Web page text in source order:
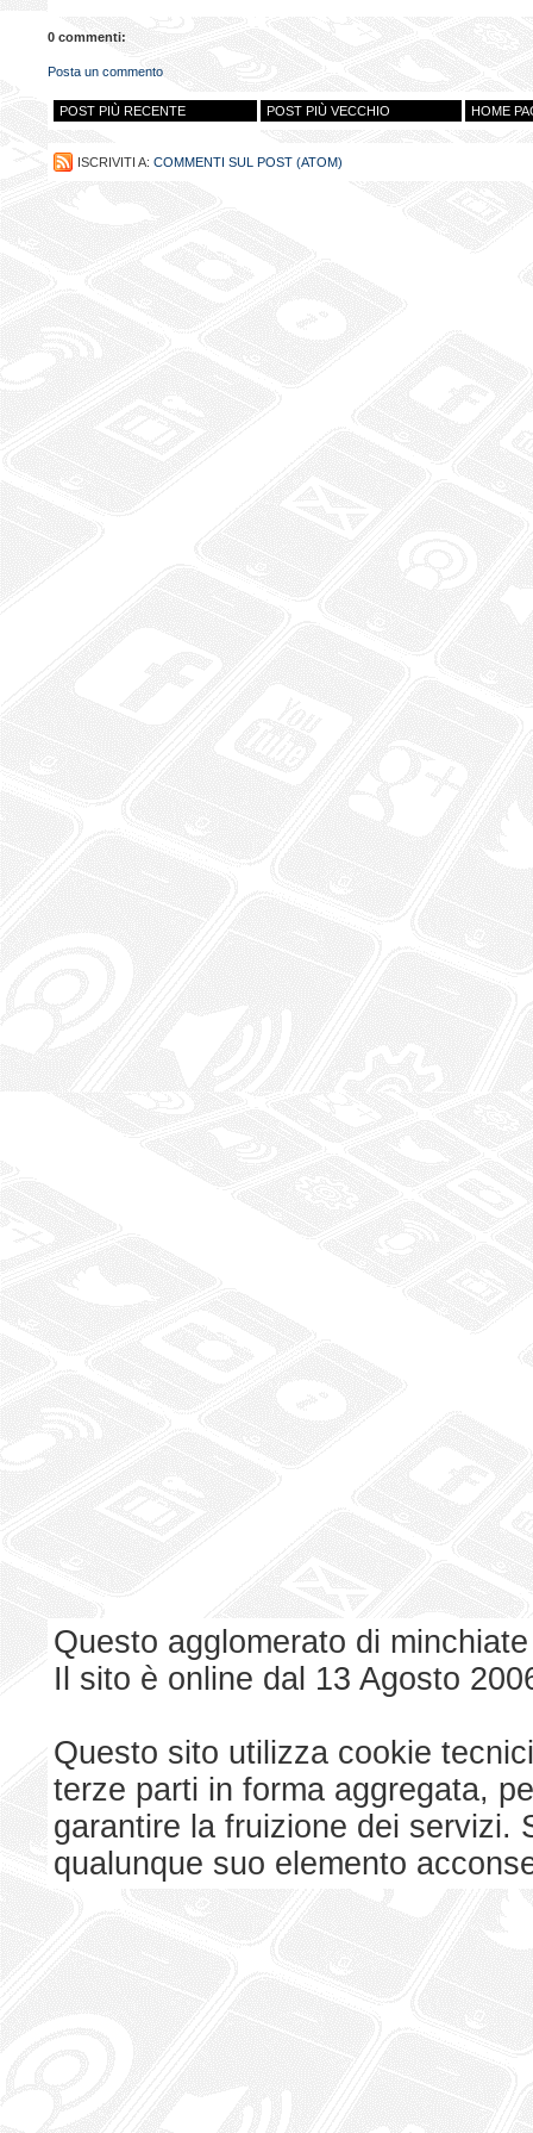
0 commenti:
Posta un commento
POST PIÙ RECENTE POST PIÙ VECCHIO HOME
ISCRIVITI A: COMMENTI SUL POST (ATOM)
Questo agglomerato di
Il sito è online dal 13 Agosto
Questo sito utilizza cookie
terze parti in forma aggregata,
garantire la fruizione dei servizi.
qualunque suo elemento